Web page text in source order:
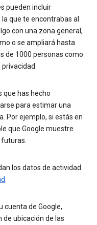
pueden incluir
que te encontrabas al
con una zona general,
o se ampliará hasta
de 1000 personas como
que has hecho
para estimar una
Por ejemplo, si estás en
que Google muestre
los datos de actividad
cuenta de Google,
ubicación de las